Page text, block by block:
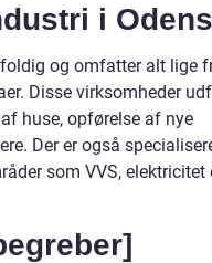
i
og omfatter alt lige
Disse virksomheder
huse, opførelse af nye
Der er også
som VVS, elektricitet